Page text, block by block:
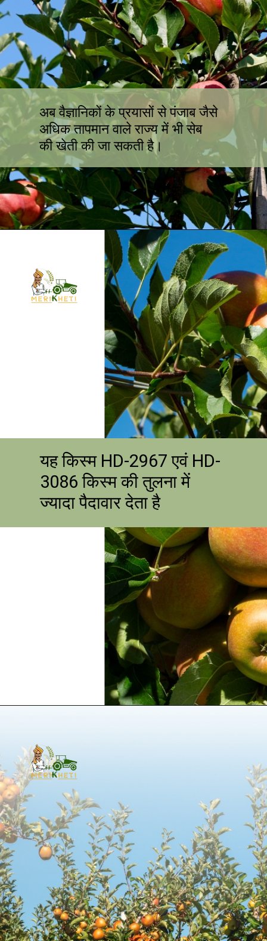
अब वैज्ञानिकों के प्रयासों से पंजाब जैसे
अधिक तापमान वाले राज्य में भी सेब
की खेती की जा सकती है।
यह किस्म HD-2967 एवं HD-
3086 किस्म की तुलना में
ज्यादा पैदावार देता है